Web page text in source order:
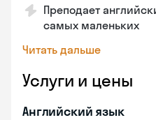
Преподает
самых маленьких
Читать дальше
Услуги и цены
Английский язык